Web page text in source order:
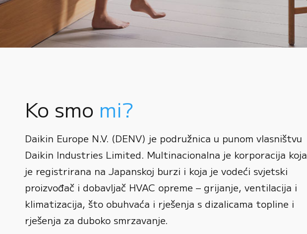
Ko smo mi?
Daikin Europe N.V. (DENV) je podružnica u punom vlasništvu
Daikin Industries Limited. Multinacionalna je korporacija koja
je registrirana na Japanskoj burzi i koja je vodeći svjetski
proizvođač i dobavljač HVAC opreme – grijanje, ventilacija i
klimatizacija, što obuhvaća i rješenja s dizalicama topline i
rješenja za duboko smrzavanje.
0
1
2
3
4
0
1
2
3
0
1
2
0